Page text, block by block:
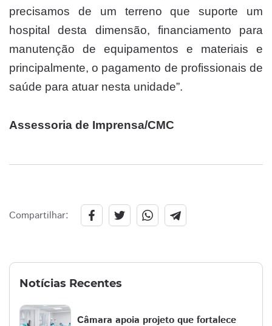
precisamos de um terreno que suporte um
hospital desta dimensão, financiamento para
manutenção de equipamentos e materiais e
principalmente, o pagamento de profissionais de
saúde para atuar nesta unidade”.
Assessoria de Imprensa/CMC
Compartilhar:
Notícias Recentes
Câmara apoia projeto que fortalece